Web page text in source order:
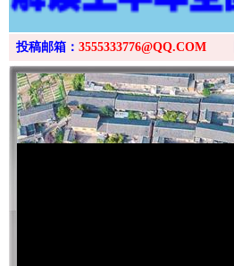
投稿邮箱： 3555333776@QQ.COM